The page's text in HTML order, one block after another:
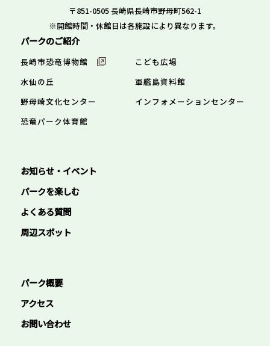
〒851-0505 長崎県長崎市野母町562-1
※開館時間・休館日は各施設により異なります。
パークのご紹介
長崎市恐竜博物館
こども広場
水仙の丘
軍艦島資料館
野母崎文化センター
インフォメーションセンター
恐竜パーク体育館
お知らせ・イベント
パークを楽しむ
よくある質問
周辺スポット
パーク概要
アクセス
お問い合わせ